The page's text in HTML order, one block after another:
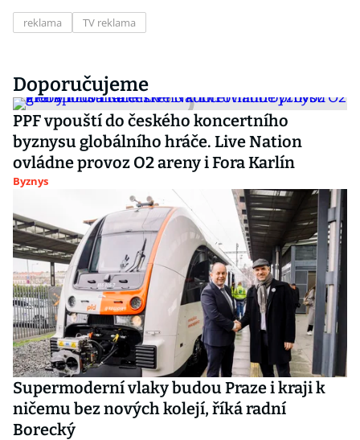
reklama TV reklama
Doporučujeme
PPF vpouští do českého koncertního
byznysu globálního hráče. Live Nation
ovládne provoz O2 areny i Fora Karlín
Byznys
Supermoderní vlaky budou Praze i kraji k
ničemu bez nových kolejí, říká radní
Borecký